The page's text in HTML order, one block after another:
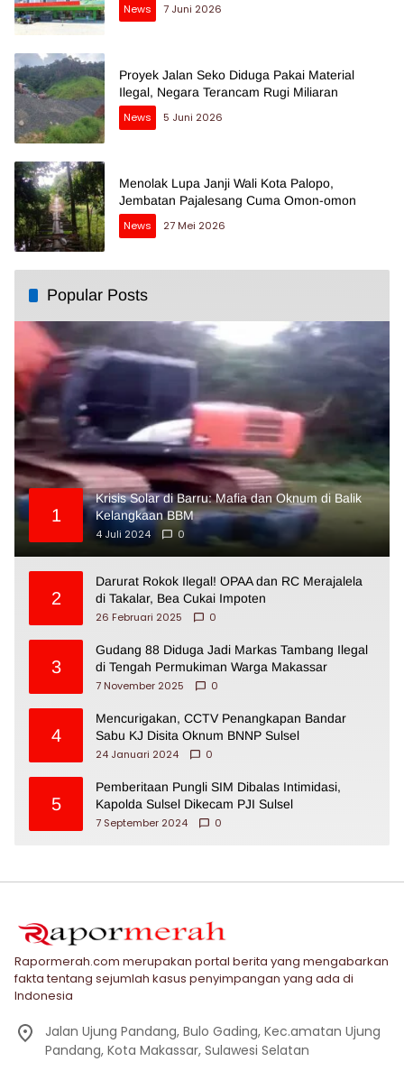
News
7 Juni 2026
Proyek Jalan Seko Diduga Pakai Material
Ilegal, Negara Terancam Rugi Miliaran
News
5 Juni 2026
Menolak Lupa Janji Wali Kota Palopo,
Jembatan Pajalesang Cuma Omon-omon
News
27 Mei 2026
Popular Posts
1
Krisis Solar di Barru: Mafia dan Oknum di Balik
Kelangkaan BBM
4 Juli 2024
0
2
Darurat Rokok Ilegal! OPAA dan RC Merajalela
di Takalar, Bea Cukai Impoten
26 Februari 2025
0
3
Gudang 88 Diduga Jadi Markas Tambang Ilegal
di Tengah Permukiman Warga Makassar
7 November 2025
0
4
Mencurigakan, CCTV Penangkapan Bandar
Sabu KJ Disita Oknum BNNP Sulsel
24 Januari 2024
0
5
Pemberitaan Pungli SIM Dibalas Intimidasi,
Kapolda Sulsel Dikecam PJI Sulsel
7 September 2024
0
Rapormerah.com merupakan portal berita yang mengabarkan
fakta tentang sejumlah kasus penyimpangan yang ada di
Indonesia
Jalan Ujung Pandang, Bulo Gading, Kec.amatan Ujung
Pandang, Kota Makassar, Sulawesi Selatan